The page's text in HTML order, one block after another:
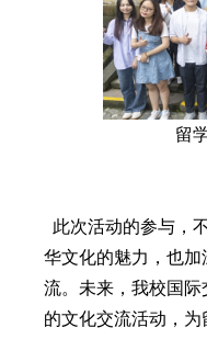
留学
此次活动的参与，
华文化的魅力，也
流。未来，我校国
的文化交流活动，